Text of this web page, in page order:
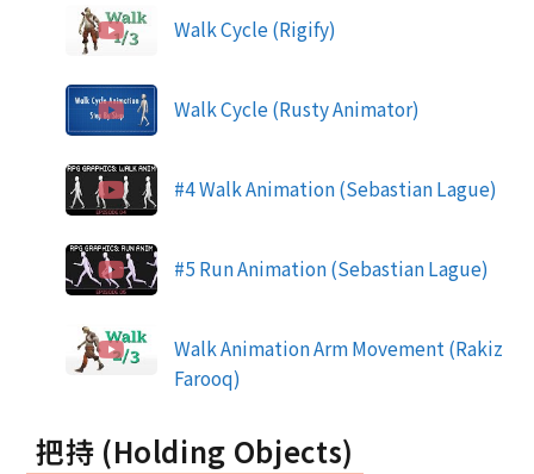
Walk Cycle (Rigify)
Walk Cycle (Rusty Animator)
#4 Walk Animation (Sebastian Lague)
#5 Run Animation (Sebastian Lague)
Walk Animation Arm Movement (Rakiz
Farooq)
把持 (Holding Objects)